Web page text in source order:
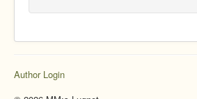
Author Login